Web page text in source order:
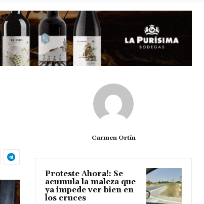
Carmen Ortín
Proteste Ahora!: Se
acumula la maleza que
ya impede ver bien en
los cruces